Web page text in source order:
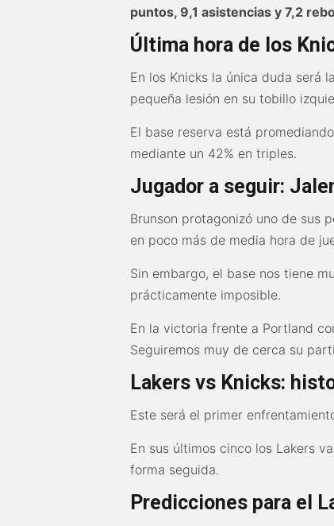
puntos, 9,1 asistencias y 7,2
Última hora de los
En los Knicks la única duda será
pequeña lesión en su tobillo
El base reserva está
mediante un 42% en triples.
Jugador a seguir:
Brunson protagonizó uno de sus
en poco más de media hora de
Sin embargo, el base nos tiene
prácticamente imposible.
En la victoria frente a Portland
Seguiremos muy de cerca su
Lakers vs Knicks:
Este será el primer
En sus últimos cinco los Lakers
forma seguida.
Predicciones para el